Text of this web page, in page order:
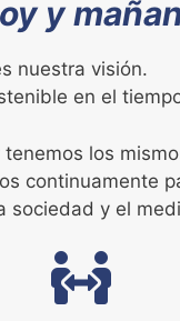
y
nuestra visión.
en el
tenemos los
continuamente
sociedad y el